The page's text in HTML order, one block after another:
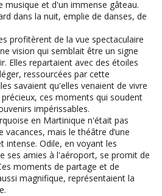
musique et d'un immense gâteau.
dans la nuit, emplie de danses, de
profitèrent de la vue spectaculaire
vision qui semblait être un signe
Elles repartaient avec des étoiles
ressourcées par cette
savaient qu'elles venaient de vivre
ces moments qui soudent
impérissables.
en Martinique n'était pas
mais le théâtre d’une
intense. Odile, en voyant les
ses amies à l'aéroport, se promit de
moments de partage et de
magnifique, représentaient la